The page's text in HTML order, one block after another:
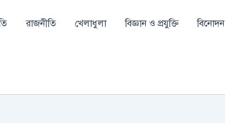
রাজনীতি খেলাধুলা বিজ্ঞান ও প্রযুক্তি বিনোদন